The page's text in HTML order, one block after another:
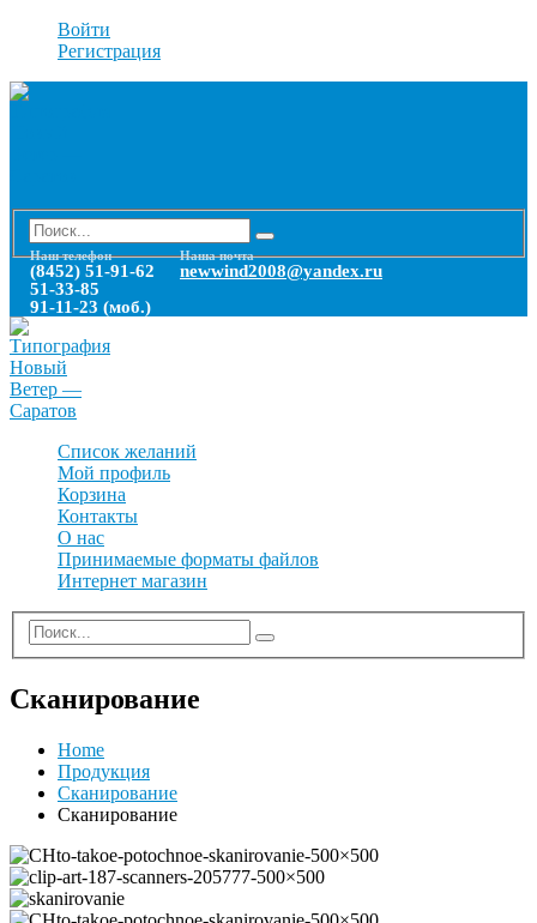
Войти
Регистрация
Наш телефон
(8452) 51-91-62
51-33-85
91-11-23 (моб.)
Наша почта
newwind2008@yandex.ru
Список желаний
Мой профиль
Корзина
Контакты
О нас
Принимаемые форматы файлов
Интернет магазин
Сканирование
Home
Продукция
Сканирование
Сканирование